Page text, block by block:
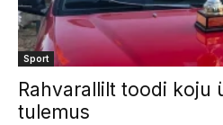
Sport
Rahvarallilt toodi koju
tulemus